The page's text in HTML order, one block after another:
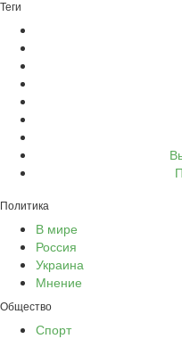
Теги
Политика
В мире
Россия
Украина
Мнение
Общество
Спорт